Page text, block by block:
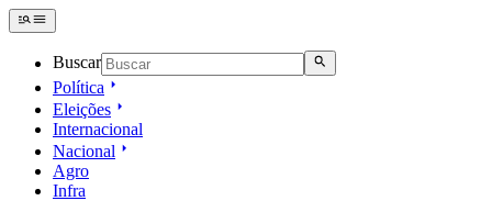
Buscar
Política
Eleições
Internacional
Nacional
Agro
Infra